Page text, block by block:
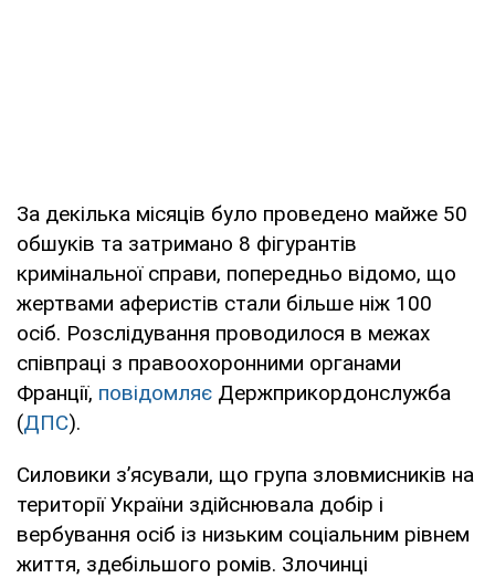
За декілька місяців було проведено майже 50
обшуків та затримано 8 фігурантів
кримінальної справи, попередньо відомо, що
жертвами аферистів стали більше ніж 100
осіб. Розслідування проводилося в межах
співпраці з правоохоронними органами
Франції, повідомляє Держприкордонслужба
(ДПС).
Силовики з’ясували, що група зловмисників на
території України здійснювала добір і
вербування осіб із низьким соціальним рівнем
життя, здебільшого ромів. Злочинці